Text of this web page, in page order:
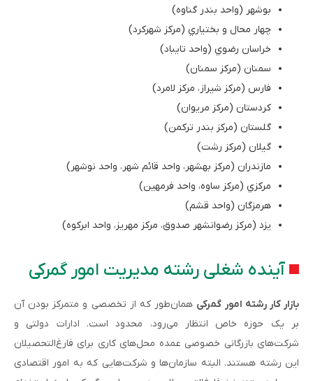
بوشهر (واحد بندر گناوه)
چهار محال و بختياري (مركز شهركرد)
خراسان رضوي (واحد تايباد)
سمنان (مركز سمنان)
فارس (مركز شيراز، مركز لامرد)
كردستان (مركز مريوان)
گلستان (مركز بندر تركمن)
گيلان (مركز رشت)
مازندران (مركز بهشهر، واحد قائم شهر، واحد نوشهر)
مركزي (مركز ساوه، واحد فرمهين)
هرمزگان (واحد قشم)
یزد (مركز رضوانشهر صدوق، مركز مهريز، واحد ابركوه)
آینده شغلی رشته مدیریت امور گمرکی
بازار کار رشته امور گمرکی همان‌طور که از تخصصی و متمرکز بودن آن
بر یک حوزه خاص انتظار می‌رود، محدود است. ادارات دولتی و
شرکت‌های بازرگانی خصوصی عمده محل‌های کاری برای فارغ‌التحصیلان
این رشته هستند. البته سازمان‌ها و شرکت‌هایی که به امور اقتصادی